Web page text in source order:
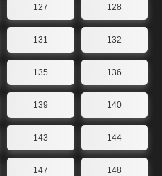
127 128
131 132
135 136
139 140
143 144
147 148